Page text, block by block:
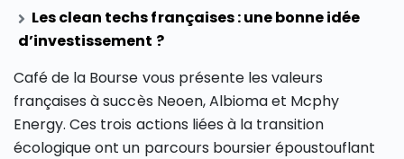
Les clean techs françaises : une bonne idée
d’investissement ?
Café de la Bourse vous présente les valeurs
françaises à succès Neoen, Albioma et Mcphy
Energy. Ces trois actions liées à la transition
écologique ont un parcours boursier époustouflant